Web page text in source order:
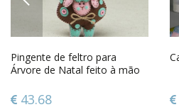
Pingente de feltro para
Árvore de Natal feito à mão
43.68